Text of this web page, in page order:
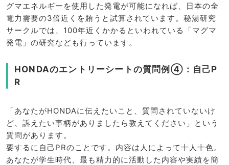
グマエネルギーを使用した発電が可能になれば、日本の全
電力需要の3倍近くを賄うと試算されています。秘湯研究
サークルでは、100年近くかかるといわれている「マグマ
発電」の研究なども行っています。
HONDAのエントリーシートの質問例④：自己P
R
「あなたがHONDAに伝えたいこと、質問されていないけ
ど、訴えたい事柄がありましたら教えてください」という
質問があります。
要するに自己PRのことです。内容は人によって十人十色。
あなたが学生時代、最も精力的に活動した内容や実績を簡